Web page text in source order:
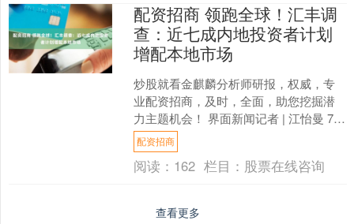
配资招商 领跑全球！汇丰调
查：近七成内地投资者计划
增配本地市场
炒股就看金麒麟分析师研报，权威，专
业配资招商，及时，全面，助您挖掘潜
力主题机会！ 界面新闻记者 | 江怡曼 7月
22日，汇丰集团最新发布的一项全球个
人投资者调查....
配资招商
阅读： 162 栏目： 股票在线咨询
查看更多